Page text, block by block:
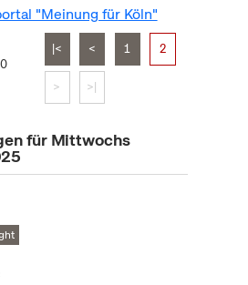
"Meinung für Köln"
|< < 1 2
> >|
für Mittwochs